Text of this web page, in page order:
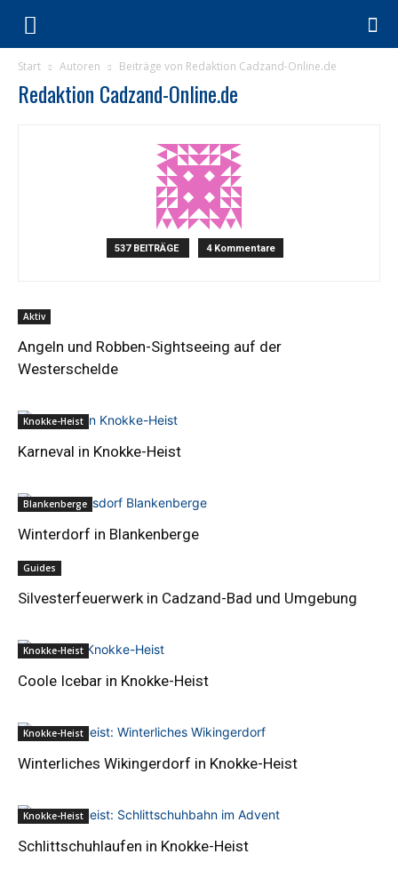
Start Autoren Beiträge von Redaktion Cadzand-Online.de
Redaktion Cadzand-Online.de
537 BEITRÄGE 4 Kommentare
Aktiv
Angeln und Robben-Sightseeing auf der
Westerschelde
Knokke-Heist
Karneval in Knokke-Heist
Blankenberge
Winterdorf in Blankenberge
Guides
Silvesterfeuerwerk in Cadzand-Bad und Umgebung
Knokke-Heist
Coole Icebar in Knokke-Heist
Knokke-Heist
Winterliches Wikingerdorf in Knokke-Heist
Knokke-Heist
Schlittschuhlaufen in Knokke-Heist